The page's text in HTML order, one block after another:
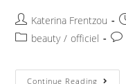
Katerina Frentzou
beauty / officiel
Continue Reading